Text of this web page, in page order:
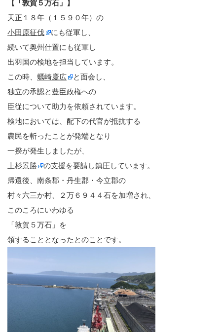
【「敦賀５万石」】
天正１８年（１５９０年）の
小田原征伐
にも従軍し、
続いて奥州仕置にも従軍し
出羽国の検地を担当しています。
この時、 蠣崎慶広
と面会し、
独立の承認と豊臣政権への
臣従について助力を依頼されています。
検地においては、配下の代官が抵抗する
農民を斬ったことが発端となり
一揆が発生しましたが、
上杉景勝
の支援を要請し鎮圧しています。
帰還後、南条郡・丹生郡・今立郡の
村々六三か村、２万６９４４石を加増され、
このころにいわゆる
「敦賀５万石」を
領することとなったとのことです。